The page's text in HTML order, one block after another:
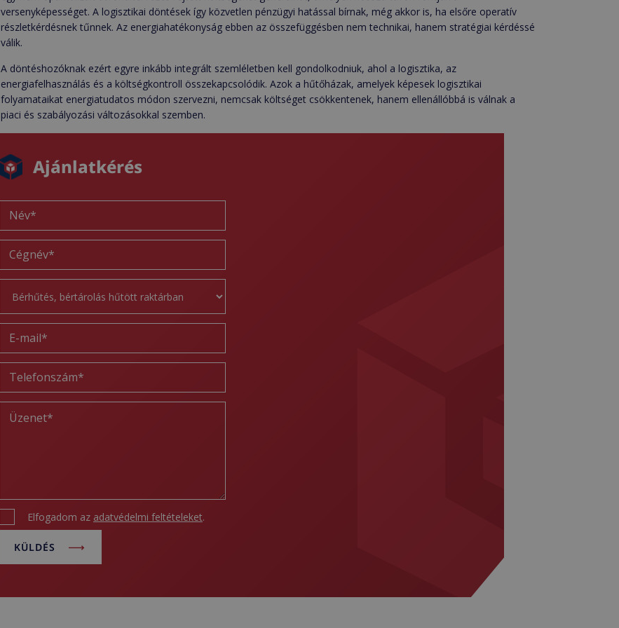
versenyképességet. A logisztikai döntések így közvetlen pénzügyi hatással bírnak, még akkor is, ha elsőre operatív
részletkérdésnek tűnnek. Az energiahatékonyság ebben az összefüggésben nem technikai, hanem stratégiai kérdéssé
válik.
A döntéshozóknak ezért egyre inkább integrált szemléletben kell gondolkodniuk, ahol a logisztika, az
energiafelhasználás és a költségkontroll összekapcsolódik. Azok a hűtőházak, amelyek képesek logisztikai
folyamataikat energiatudatos módon szervezni, nemcsak költséget csökkentenek, hanem ellenállóbbá is válnak a
piaci és szabályozási változásokkal szemben.
Ajánlatkérés
Elfogadom az adatvédelmi feltételeket.
KÜLDÉS